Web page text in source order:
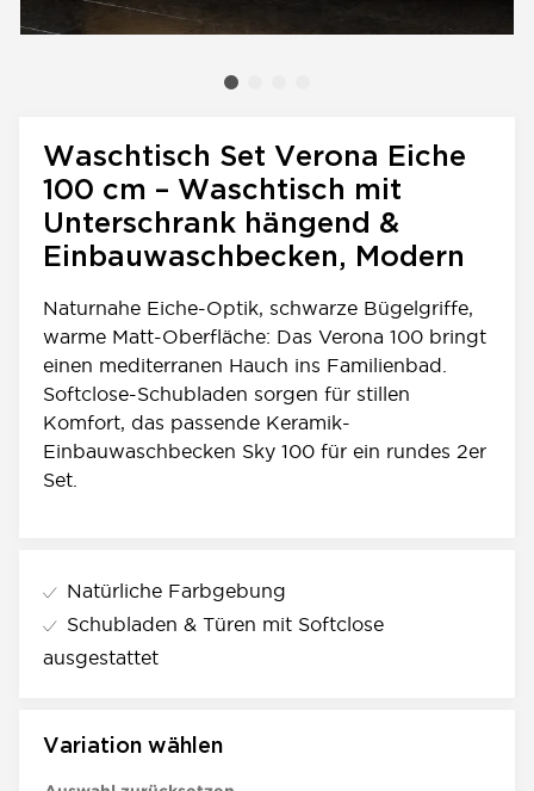
Waschtisch Set Verona Eiche
100 cm – Waschtisch mit
Unterschrank hängend &
Einbauwaschbecken, Modern
Naturnahe Eiche-Optik, schwarze Bügelgriffe,
warme Matt-Oberfläche: Das Verona 100 bringt
einen mediterranen Hauch ins Familienbad.
Softclose-Schubladen sorgen für stillen
Komfort, das passende Keramik-
Einbauwaschbecken Sky 100 für ein rundes 2er
Set.
Natürliche Farbgebung
Schubladen & Türen mit Softclose
ausgestattet
Variation wählen